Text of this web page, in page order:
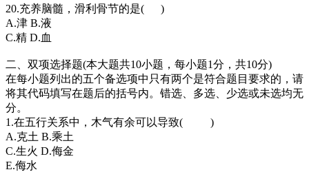
20.充养脑髓，滑利骨节的是( )
A.津 B.液
C.精 D.血
二、双项选择题(本大题共10小题，每小题1分，共10分)
在每小题列出的五个备选项中只有两个是符合题目要求的，请
将其代码填写在题后的括号内。错选、多选、少选或未选均无
分。
1.在五行关系中，木气有余可以导致( )
A.克土 B.乘土
C.生火 D.侮金
E.侮水